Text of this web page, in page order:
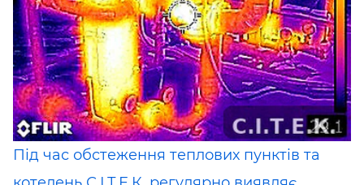
Під час обстеження теплових пунктів та